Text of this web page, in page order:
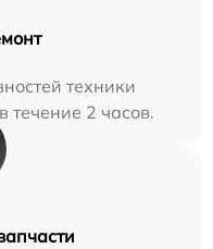
техники
течение 2 часов.